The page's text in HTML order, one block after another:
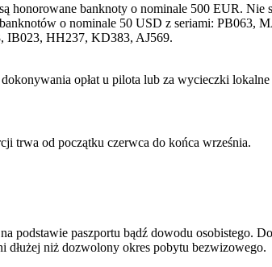
honorowane banknoty o nominale 500 EUR.
o nominale 50 USD z seriami: PB063,
IB023, HH237, KD383, AJ569.
opłat u pilota lub za wycieczki
trwa od początku czerwca do końca września.
podstawie paszportu bądź dowodu osobistego.
niż dozwolony okres pobytu bezwizowego.